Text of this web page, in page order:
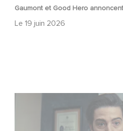
Gaumont et Good Hero
Le 19 juin 2026
Mexico 86, est à retrouver dès